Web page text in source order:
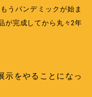
うパンデミックが始ま
が完成してから丸々2年
示をやることになっ